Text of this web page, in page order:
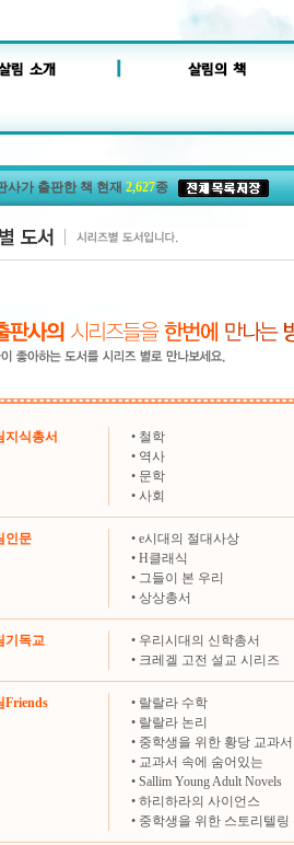
사가 출판한 책 현재2,627종
지식총서 • 철학
• 역사
• 문학
• 사회
인문 • e시대의 절대사상
• H클래식
• 그들이 본 우리
• 상상총서
기독교 • 우리시대의 신학총서
• 크레겔 고전 설교 시리즈
Friends • 랄랄라 수학
• 랄랄라 논리
• 중학생을 위한 황당 교과서
• 교과서 속에 숨어있는
• Sallim Young Adult Novels
• 하리하라의 사이언스
• 중학생을 위한 스토리텔링